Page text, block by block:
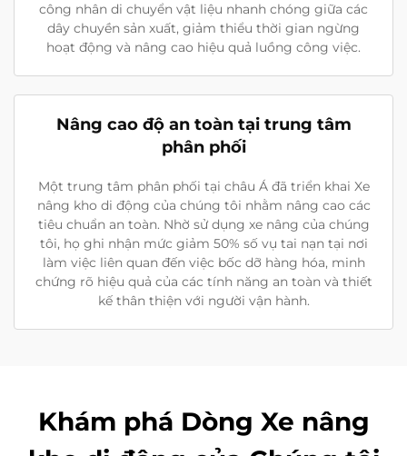
công nhân di chuyển vật liệu nhanh chóng giữa các
dây chuyền sản xuất, giảm thiểu thời gian ngừng
hoạt động và nâng cao hiệu quả luồng công việc.
Nâng cao độ an toàn tại trung tâm
phân phối
Một trung tâm phân phối tại châu Á đã triển khai Xe
nâng kho di động của chúng tôi nhằm nâng cao các
tiêu chuẩn an toàn. Nhờ sử dụng xe nâng của chúng
tôi, họ ghi nhận mức giảm 50% số vụ tai nạn tại nơi
làm việc liên quan đến việc bốc dỡ hàng hóa, minh
chứng rõ hiệu quả của các tính năng an toàn và thiết
kế thân thiện với người vận hành.
Khám phá Dòng Xe nâng